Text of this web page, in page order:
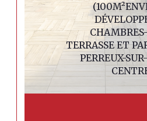
TERRASSE ET
PERREUX-